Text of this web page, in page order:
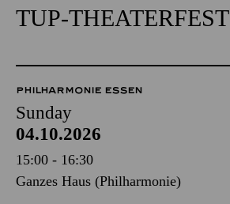
TUP-THEATERFEST
PHILHARMONIE ESSEN
Sunday
04.10.2026
15:00 - 16:30
Ganzes Haus (Philharmonie)